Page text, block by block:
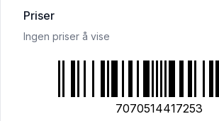
Priser
Ingen priser å vise
7070514417253